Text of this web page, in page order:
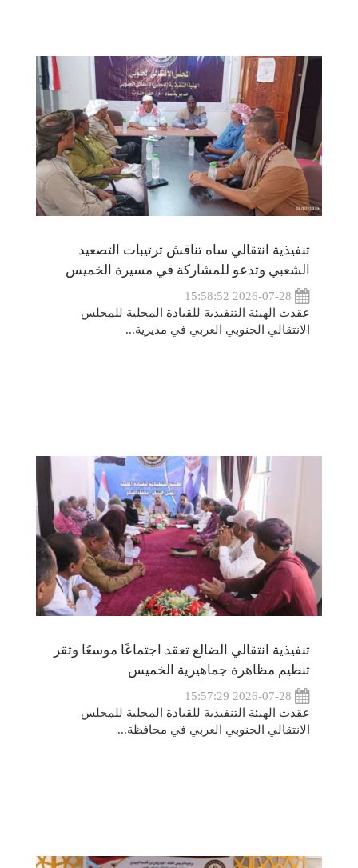
تنفيذية انتقالي ساه تناقش ترتيبات التصعيد
الشعبي وتدعو للمشاركة في مسيرة الخميس
عقدت الهيئة التنفيذية للقيادة المحلية للمجلس
الانتقالي الجنوبي العربي في مديرية...
تنفيذية انتقالي الضالع تعقد اجتماعًا موسعًا وتقر
تنظيم مظاهرة جماهيرية الخميس
عقدت الهيئة التنفيذية للقيادة المحلية للمجلس
الانتقالي الجنوبي العربي في محافظة...